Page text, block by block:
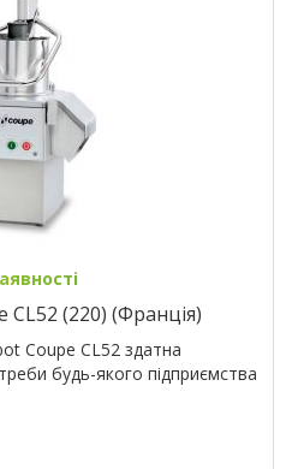
CL52 (220) (Франція)
Coupe CL52 здатна
будь-якого підприємства